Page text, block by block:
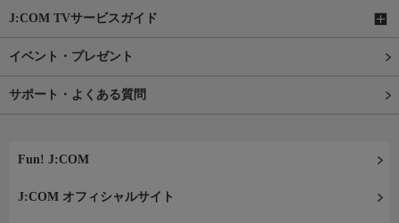
J:COM TVサービスガイド
イベント・プレゼント
サポート・よくある質問
Fun! J:COM
J:COM オフィシャルサイト